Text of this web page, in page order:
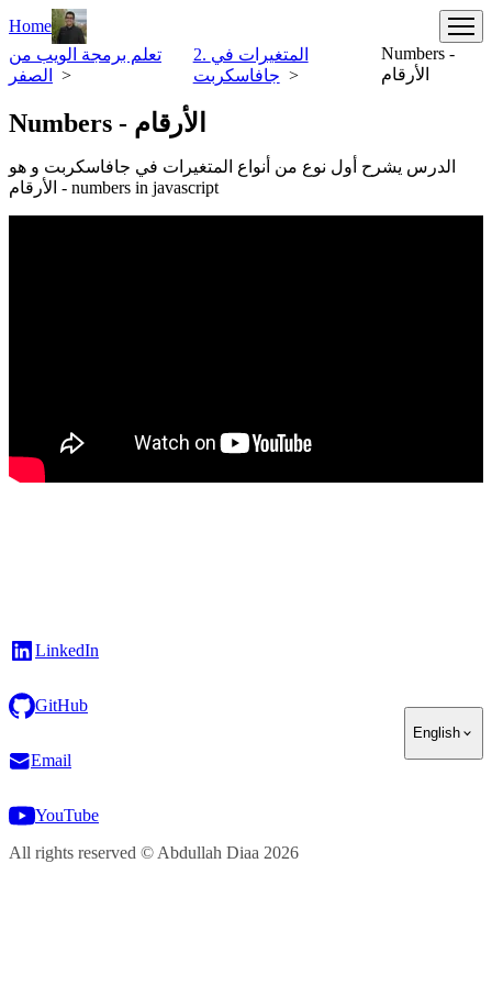
Home
تعلم برمجة الويب من
الصفر
>
2. المتغيرات في
جافاسكربت >
Numbers -
الأرقام
Numbers - الأرقام
الدرس يشرح أول نوع من أنواع المتغيرات في جافاسكربت و هو
الأرقام - numbers in javascript
LinkedIn
GitHub
Email
YouTube
English
All rights reserved © Abdullah Diaa 2026